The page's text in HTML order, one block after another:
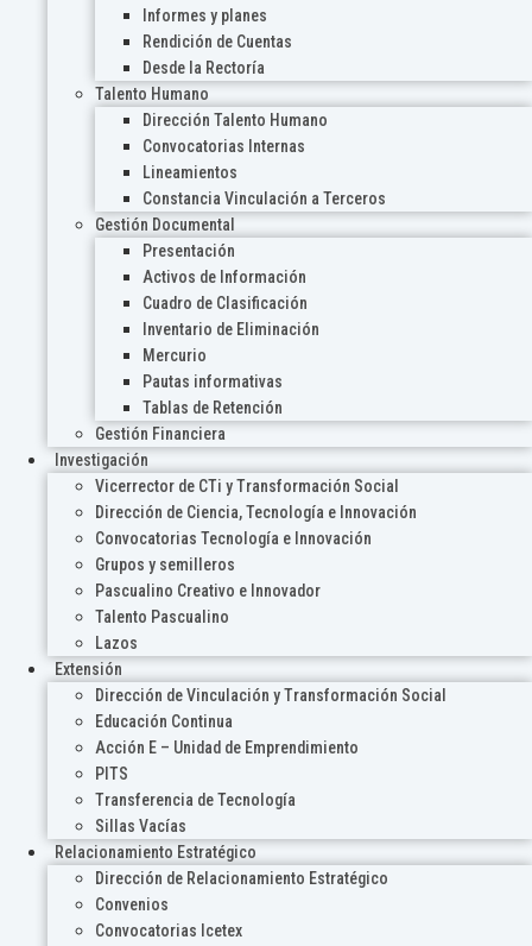
Informes y planes
Rendición de Cuentas
Desde la Rectoría
Talento Humano
Dirección Talento Humano
Convocatorias Internas
Lineamientos
Constancia Vinculación a Terceros
Gestión Documental
Presentación
Activos de Información
Cuadro de Clasificación
Inventario de Eliminación
Mercurio
Pautas informativas
Tablas de Retención
Gestión Financiera
Investigación
Vicerrector de CTi y Transformación Social
Dirección de Ciencia, Tecnología e Innovación
Convocatorias Tecnología e Innovación
Grupos y semilleros
Pascualino Creativo e Innovador
Talento Pascualino
Lazos
Extensión
Dirección de Vinculación y Transformación Social
Educación Continua
Acción E – Unidad de Emprendimiento
PITS
Transferencia de Tecnología
Sillas Vacías
Relacionamiento Estratégico
Dirección de Relacionamiento Estratégico
Convenios
Convocatorias Icetex